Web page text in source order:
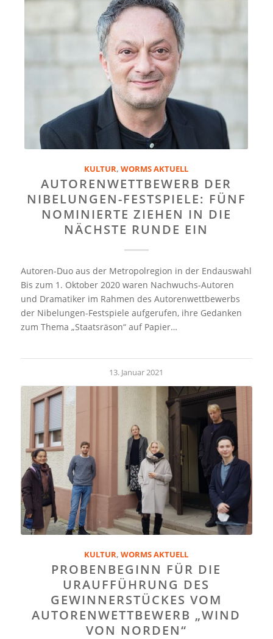
KULTUR,WORMS AKTUELL
AUTORENWETTBEWERB DER
NIBELUNGEN-FESTSPIELE: FÜNF
NOMINIERTE ZIEHEN IN DIE
NÄCHSTE RUNDE EIN
Autoren-Duo aus der Metropolregion in der Endauswahl
Bis zum 1. Oktober 2020 waren Nachwuchs-Autoren
und Dramatiker im Rahmen des Autorenwettbewerbs
der Nibelungen-Festspiele aufgerufen, ihre Gedanken
zum Thema „Staatsräson“ auf Papier…
13. Januar 2021
KULTUR,WORMS AKTUELL
PROBENBEGINN FÜR DIE
URAUFFÜHRUNG DES
GEWINNERSTÜCKES VOM
AUTORENWETTBEWERB „WIND
VON NORDEN“